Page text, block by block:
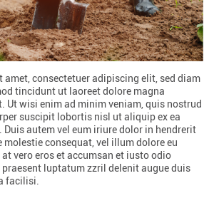
amet, consectetuer adipiscing elit, sed diam
tincidunt ut laoreet dolore magna
Ut wisi enim ad minim veniam, quis nostrud
suscipit lobortis nisl ut aliquip ex ea
autem vel eum iriure dolor in hendrerit
molestie consequat, vel illum dolore eu
vero eros et accumsan et iusto odio
luptatum zzril delenit augue duis
facilisi.